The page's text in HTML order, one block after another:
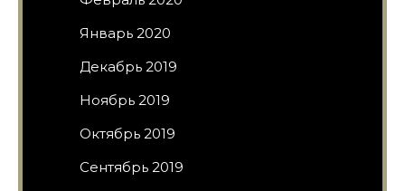
Январь 2020
Декабрь 2019
Ноябрь 2019
Октябрь 2019
Сентябрь 2019